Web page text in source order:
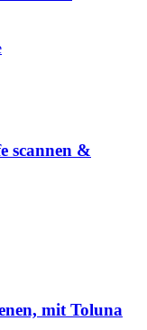
scannen &
mit Toluna